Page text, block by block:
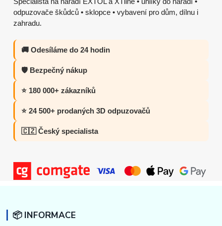
odpuzovače škůdců • sklopce • vybavení pro dům, dílnu i
zahradu.
🚚 Odesíláme do 24 hodin
🛡️ Bezpečný nákup
⭐ 180 000+ zákazníků
⭐ 24 500+ prodaných 3D odpuzovačů
🇨🇿 Český specialista
📦 INFORMACE